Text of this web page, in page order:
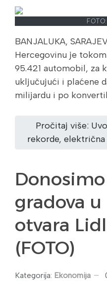
BANJALUKA,
Hercegovinu je
95.421 automobil, za
uključujući i plaćene
milijardu i po
Pročitaj više:
rekorde,
gradova
otvara
(FOTO)
Kategorija: Ekonomija